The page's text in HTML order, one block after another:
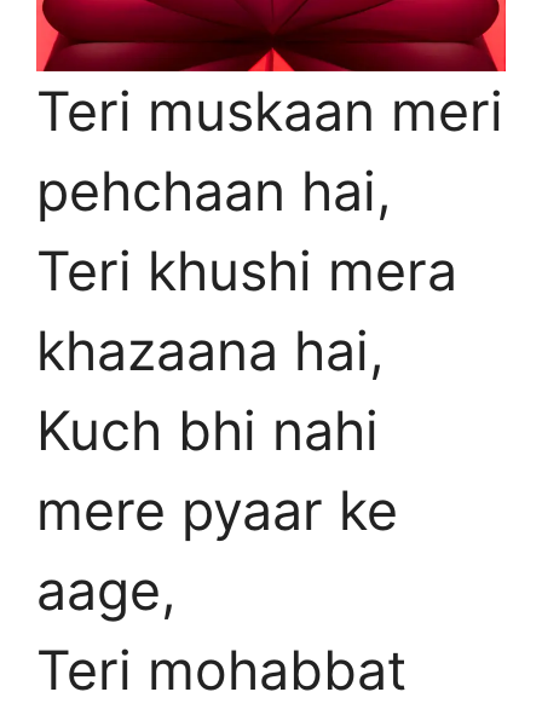
Teri muskaan meri
pehchaan hai,
Teri khushi mera
khazaana hai,
Kuch bhi nahi
mere pyaar ke
aage,
Teri mohabbat